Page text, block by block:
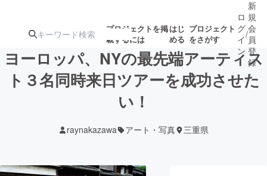
プロジェクトを掲
載するには
はじ
める
プロジェクト
をさがす
注目の新着プロ
ロ
グ
イ
ン
/
新
規
会
員
登
録
ヨーロッパ、NYの最先端アーティス
ト３名同時来日ツアーを成功させた
い！
raynakazawa アート・写真 三重県